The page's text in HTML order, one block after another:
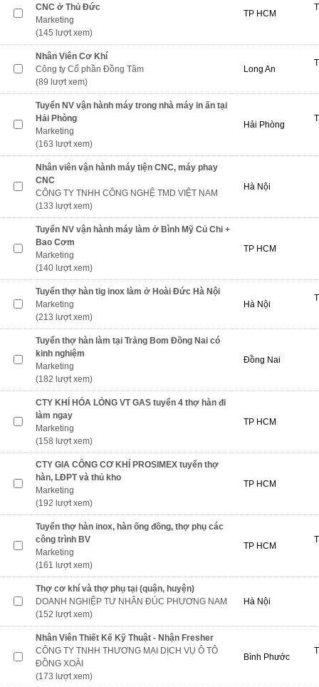
CNC ở Thủ Đức
Marketing
(145 lượt xem)
TP HCM
Nhân Viên Cơ Khí
Công ty Cổ phần Đồng Tâm
(89 lượt xem)
Long An
Tuyển NV vận hành máy trong nhà máy in ấn tại
Hải Phòng
Marketing
(163 lượt xem)
Hải Phòng
Nhân viên vận hành máy tiện CNC, máy phay
CNC
CÔNG TY TNHH CÔNG NGHỆ TMD VIỆT NAM
(133 lượt xem)
Hà Nội
Tuyển NV vận hành máy làm ở Bình Mỹ Củ Chi +
Bao Cơm
Marketing
(140 lượt xem)
TP HCM
Tuyển thợ hàn tig inox làm ở Hoài Đức Hà Nội
Marketing
(213 lượt xem)
Hà Nội
Tuyển thợ hàn làm tại Trảng Bom Đồng Nai có
kinh nghiệm
Marketing
(182 lượt xem)
Đồng Nai
CTY KHÍ HÓA LỎNG VT GAS tuyển 4 thợ hàn đi
làm ngay
Marketing
(158 lượt xem)
TP HCM
CTY GIA CÔNG CƠ KHÍ PROSIMEX tuyển thợ
hàn, LĐPT và thủ kho
Marketing
(192 lượt xem)
TP HCM
Tuyển thợ hàn inox, hàn ống đồng, thợ phụ các
công trình BV
Marketing
(161 lượt xem)
TP HCM
Thợ cơ khí và thợ phụ tại (quận, huyện)
DOANH NGHIỆP TƯ NHÂN ĐÚC PHƯƠNG NAM
(152 lượt xem)
Hà Nội
Nhân Viên Thiết Kế Kỹ Thuật - Nhận Fresher
CÔNG TY TNHH THƯƠNG MẠI DỊCH VỤ Ô TÔ
ĐỒNG XOÀI
(173 lượt xem)
Bình Phước